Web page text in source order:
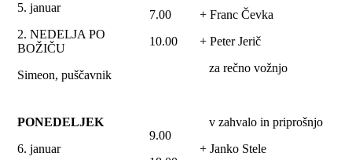
5. januar
2. NEDELJA PO
BOŽIČU
Simeon, puščavnik
7.00
10.00
+ Franc Čevka
+ Peter Jerič
za rečno vožnjo
PONEDELJEK
6. januar
9.00
v zahvalo in priprošnjo
+ Janko Stele